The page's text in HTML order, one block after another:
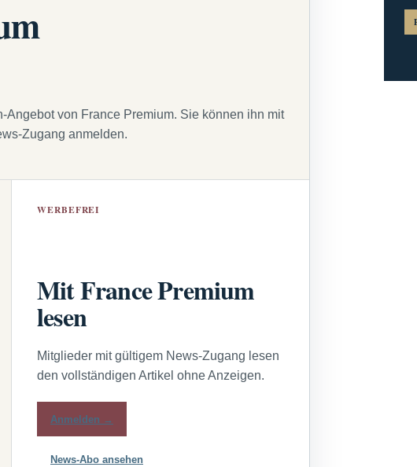
von France Premium. Sie können ihn mit
Zugang anmelden.
WERBEFREI
Mit France Premium
lesen
Mitglieder mit gültigem News-Zugang lesen
den vollständigen Artikel ohne Anzeigen.
Anmelden →
News-Abo ansehen